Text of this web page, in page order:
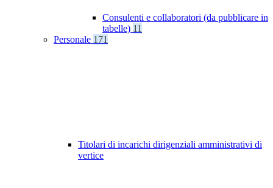
Consulenti e collaboratori (da pubblicare in
tabelle) 11
Personale 171
Titolari di incarichi dirigenziali amministrativi di
vertice